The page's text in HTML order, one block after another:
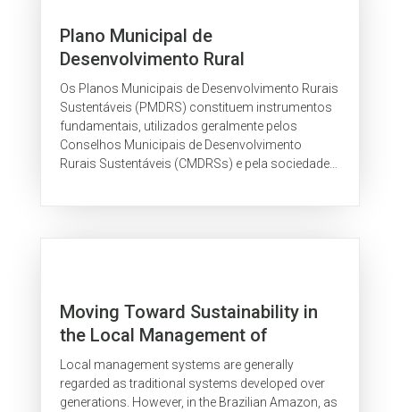
Plano Municipal de
Desenvolvimento Rural
Sustentável – Novo Repartimento
Os Planos Municipais de Desenvolvimento Rurais
Sustentáveis (PMDRS) constituem instrumentos
fundamentais, utilizados geralmente pelos
Conselhos Municipais de Desenvolvimento
Rurais Sustentáveis (CMDRSs) e pela sociedade
Moving Toward Sustainability in
the Local Management of
Floodplain Lake Fisheries in the
Brazilian Amazon
Local management systems are generally
regarded as traditional systems developed over
generations. However, in the Brazilian Amazon, as